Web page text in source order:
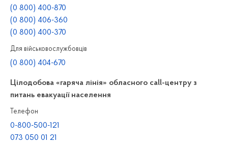
(0 800) 400-870
(0 800) 406-360
(0 800) 400-370
Для військовослужбовців
(0 800) 404-670
Цілодобова «гаряча лінія» обласного call-центру з
питань евакуації населення
Телефон
0-800-500-121
073 050 01 21